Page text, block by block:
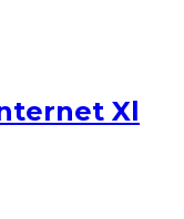
Xl